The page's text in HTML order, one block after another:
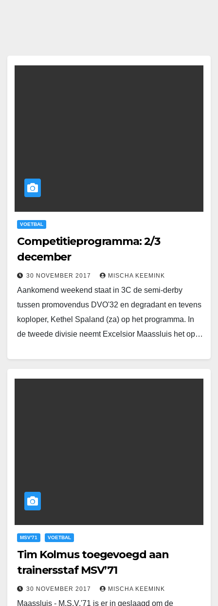
VOETBAL
Competitieprogramma: 2/3
december
30 NOVEMBER 2017 MISCHA KEEMINK
Aankomend weekend staat in 3C de semi-derby
tussen promovendus DVO'32 en degradant en tevens
koploper, Kethel Spaland (za) op het programma. In
de tweede divisie neemt Excelsior Maassluis het op…
MSV'71 VOETBAL
Tim Kolmus toegevoegd aan
trainersstaf MSV’71
30 NOVEMBER 2017 MISCHA KEEMINK
Maassluis - M.S.V.'71 is er in geslaagd om de